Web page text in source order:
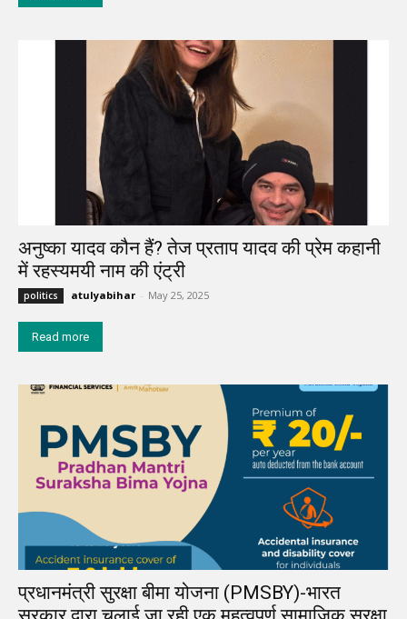
अनुष्का यादव कौन हैं? तेज प्रताप यादव की प्रेम कहानी
में रहस्यमयी नाम की एंट्री
politics atulyabihar - May 25, 2025
Read more
प्रधानमंत्री सुरक्षा बीमा योजना (PMSBY)-भारत